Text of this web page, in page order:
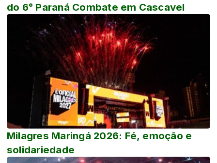
do 6° Paraná Combate em Cascavel
Milagres Maringá 2026: Fé, emoção e
solidariedade